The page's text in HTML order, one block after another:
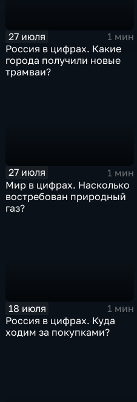
27 июля
1 мин
Россия в цифрах. Какие
города получили новые
трамваи?
27 июля
1 мин
Мир в цифрах. Насколько
востребован природный
газ?
18 июля
1 мин
Россия в цифрах. Куда
ходим за покупками?